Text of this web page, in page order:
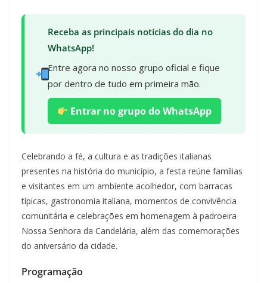
Receba as principais notícias do dia no
WhatsApp!
Entre agora no nosso grupo oficial e fique
por dentro de tudo em primeira mão.
Entrar no grupo do WhatsApp
Celebrando a fé, a cultura e as tradições italianas
presentes na história do município, a festa reúne famílias
e visitantes em um ambiente acolhedor, com barracas
típicas, gastronomia italiana, momentos de convivência
comunitária e celebrações em homenagem à padroeira
Nossa Senhora da Candelária, além das comemorações
do aniversário da cidade.
Programação